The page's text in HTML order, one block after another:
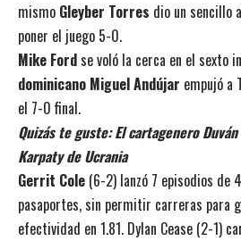
mismo Gleyber Torres dio un sencillo
poner el juego 5-0.
Mike Fordse voló la cerca en el sexto
dominicano Miguel Andújar empujó a
el 7-0 final.
Quizás te guste:El cartagenero
Karpaty de Ucrania
Gerrit Cole (6-2) lanzó 7 episodios de
pasaportes, sin permitir carreras para
efectividad en 1.81. Dylan Cease (2-1)